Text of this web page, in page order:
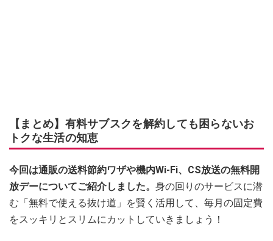
【まとめ】有料サブスクを解約しても困らないお
トクな生活の知恵
今回は通販の送料節約ワザや機内Wi-Fi、CS放送の無料開
放デーについてご紹介しました。 身の回りのサービスに潜
む「無料で使える抜け道」を賢く活用して、毎月の固定費
をスッキリとスリムにカットしていきましょう！